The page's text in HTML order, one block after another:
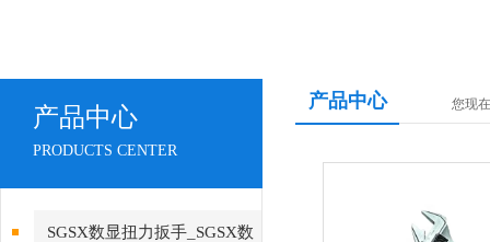
产品中心
PRODUCTS CENTER
SGSX数显扭力扳手_SGSX数
产品中心 您现